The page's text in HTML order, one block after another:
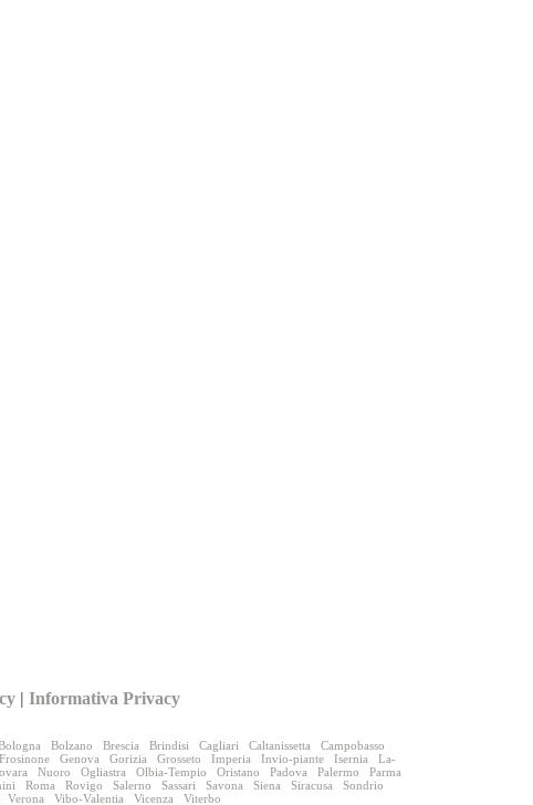
|Informativa Privacy
Bolzano Brescia Brindisi Cagliari Caltanissetta
Campobasso
Frosinone Genova Gorizia Grosseto Imperia Invio-piante Isernia
La-
Nuoro Ogliastra Olbia-Tempio Oristano Padova Palermo
Parma
Roma Rovigo Salerno Sassari Savona Siena Siracusa
Sondrio
Verona Vibo-Valentia Vicenza Viterbo